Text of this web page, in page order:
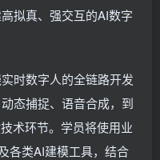
拟真、强交互的AI数字
时数字人的全链路开发
态捕捉、语音合成，到
术环节。学员将使用业
各类AI建模工具，结合